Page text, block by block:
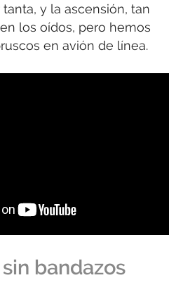
y la ascensión, tan
los oídos, pero hemos
en avión de línea.
bandazos